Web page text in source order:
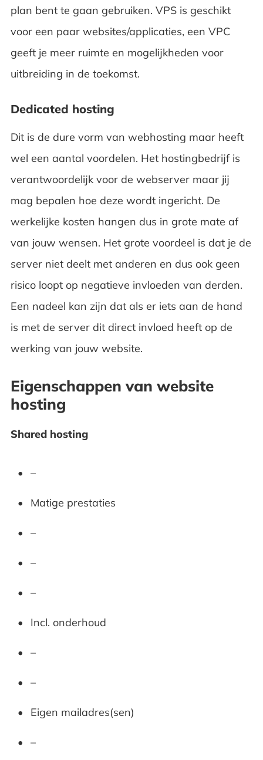
plan bent te gaan gebruiken. VPS is geschikt
voor een paar websites/applicaties, een VPC
geeft je meer ruimte en mogelijkheden voor
uitbreiding in de toekomst.
Dedicated hosting
Dit is de dure vorm van webhosting maar heeft
wel een aantal voordelen. Het hostingbedrijf is
verantwoordelijk voor de webserver maar jij
mag bepalen hoe deze wordt ingericht. De
werkelijke kosten hangen dus in grote mate af
van jouw wensen. Het grote voordeel is dat je de
server niet deelt met anderen en dus ook geen
risico loopt op negatieve invloeden van derden.
Een nadeel kan zijn dat als er iets aan de hand
is met de server dit direct invloed heeft op de
werking van jouw website.
Eigenschappen van website
hosting
Shared hosting
–
Matige prestaties
–
–
–
Incl. onderhoud
–
–
Eigen mailadres(sen)
–